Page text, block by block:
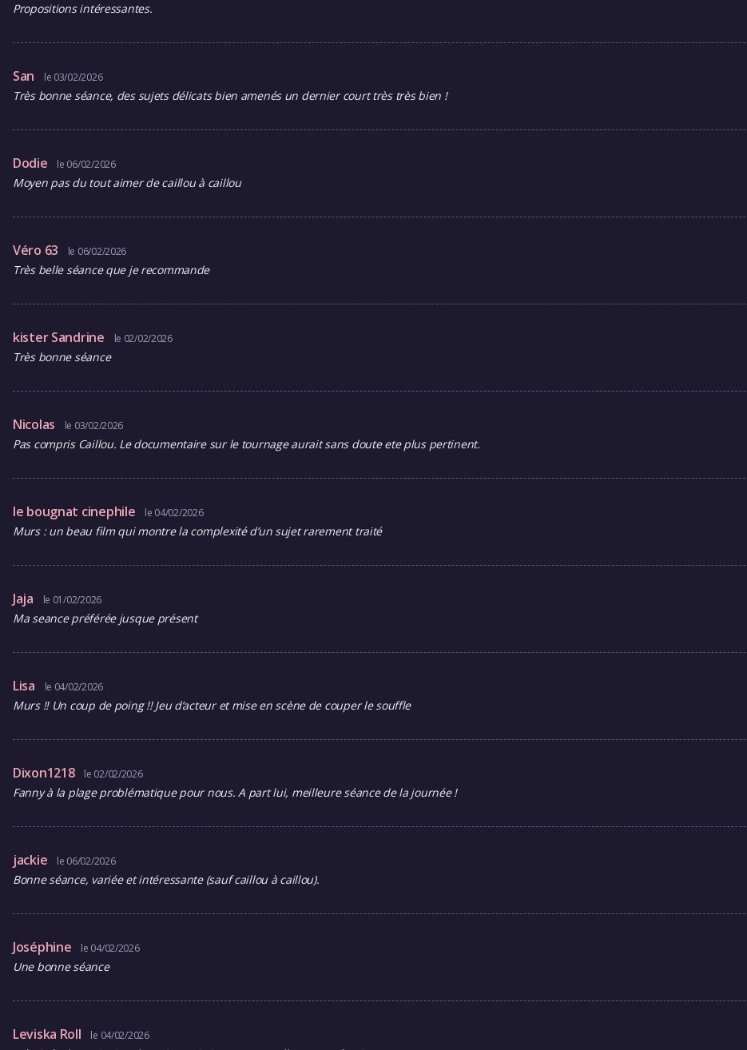
Propositions intéressantes.
San le 03/02/2026
Très bonne séance, des sujets délicats bien amenés un dernier court très très bien !
Dodie le 06/02/2026
Moyen pas du tout aimer de caillou à caillou
Véro 63 le 06/02/2026
Très belle séance que je recommande
kister Sandrine le 02/02/2026
Très bonne séance
Nicolas le 03/02/2026
Pas compris Caillou. Le documentaire sur le tournage aurait sans doute ete plus pertinent.
le bougnat cinephile le 04/02/2026
Murs : un beau film qui montre la complexité d’un sujet rarement traité
Jaja le 01/02/2026
Ma seance préférée jusque présent
Lisa le 04/02/2026
Murs !! Un coup de poing !! Jeu d’acteur et mise en scène de couper le souffle
Dixon1218 le 02/02/2026
Fanny à la plage problématique pour nous. A part lui, meilleure séance de la journée !
jackie le 06/02/2026
Bonne séance, variée et intéressante (sauf caillou à caillou).
Joséphine le 04/02/2026
Une bonne séance
Leviska Roll le 04/02/2026